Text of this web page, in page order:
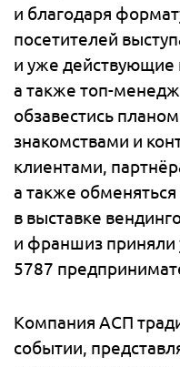
и благодаря
посетителей
и уже
а также топ-
обзавестись
знакомствами и
клиентами,
а также
в выставке
и франшиз приняли
5787
Компания АСП
событии,